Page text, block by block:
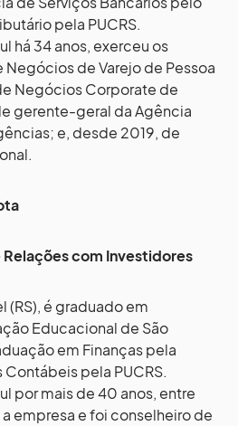
pela PUCRS.
há 34 anos, exerceu os
de Varejo de Pessoa
Negócios Corporate de
gerente-geral da Agência
e, desde 2019, de
Relações com Investidores
(RS), é graduado em
Educacional de São
em Finanças pela
Contábeis pela PUCRS.
por mais de 40 anos, entre
empresa e foi conselheiro de